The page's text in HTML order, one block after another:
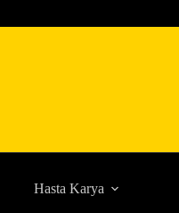
Hasta Karya